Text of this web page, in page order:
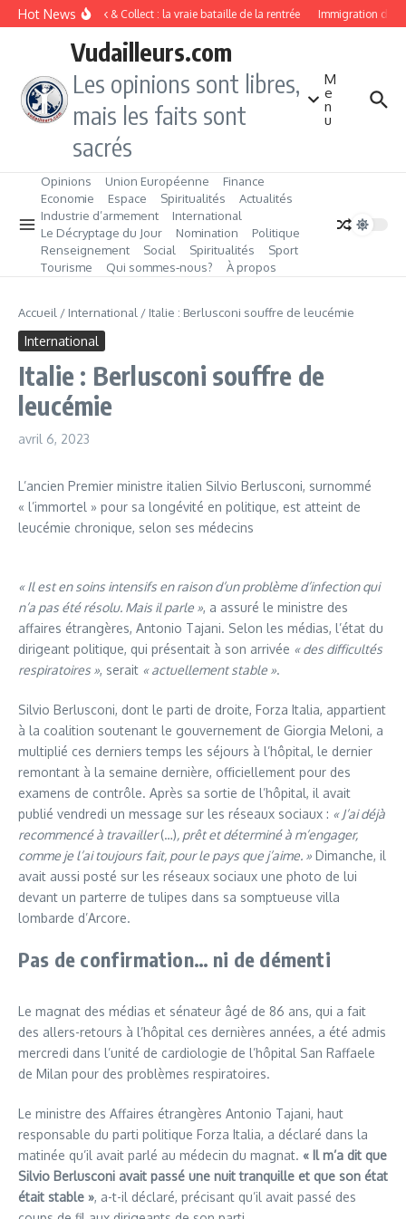
Aller au contenu
Hot News
Drive ou Click & Collect : la vraie bataille de la rentrée Immigration de
Vudailleurs.com
Les opinions sont libres,
mais les faits sont
sacrés
M
e
n
u
Opinions Union Européenne
Finance
Economie
Espace Spiritualités
Actualités
Industrie d’armement
International
Le Décryptage du Jour
Nomination
Politique
Renseignement
Social Spiritualités
Sport
Tourisme
Qui sommes‑nous? À propos
Accueil / International / Italie : Berlusconi souffre de leucémie
International
Italie : Berlusconi souffre de
leucémie
avril 6, 2023
L’ancien Premier ministre italien Silvio Berlusconi, surnommé
« l’immortel » pour sa longévité en politique, est atteint de
leucémie chronique, selon ses médecins
« Il est en soins intensifs en raison d’un problème d’infection qui
n’a pas été résolu. Mais il parle », a assuré le ministre des
affaires étrangères, Antonio Tajani. Selon les médias, l’état du
dirigeant politique, qui présentait à son arrivée « des difficultés
respiratoires », serait « actuellement stable ».
Silvio Berlusconi, dont le parti de droite, Forza Italia, appartient
à la coalition soutenant le gouvernement de Giorgia Meloni, a
multiplié ces derniers temps les séjours à l’hôpital, le dernier
remontant à la semaine dernière, officiellement pour des
examens de contrôle. Après sa sortie de l’hôpital, il avait
publié vendredi un message sur les réseaux sociaux : « J’ai déjà
recommencé à travailler(…), prêt et déterminé à m’engager,
comme je l’ai toujours fait, pour le pays que j’aime. » Dimanche, il
avait aussi posté sur les réseaux sociaux une photo de lui
devant un parterre de tulipes dans sa somptueuse villa
lombarde d’Arcore.
Pas de confirmation… ni de démenti
Le magnat des médias et sénateur âgé de 86 ans, qui a fait
des allers-retours à l’hôpital ces dernières années, a été admis
mercredi dans l’unité de cardiologie de l’hôpital San Raffaele
de Milan pour des problèmes respiratoires.
Le ministre des Affaires étrangères Antonio Tajani, haut
responsable du parti politique Forza Italia, a déclaré dans la
matinée qu’il avait parlé au médecin du magnat. « Il m’a dit que
Silvio Berlusconi avait passé une nuit tranquille et que son état
était stable », a-t-il déclaré, précisant qu’il avait passé des